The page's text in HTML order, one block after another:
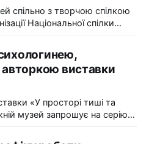
спільно з творчою спілкою
Національної спілки
художників Черкащини, чий
але їх талант і
до глядача мовою
образів, кольору та форми. До огляду
виставки
«У просторі тиші та
музей запрошує на серію
Протягом